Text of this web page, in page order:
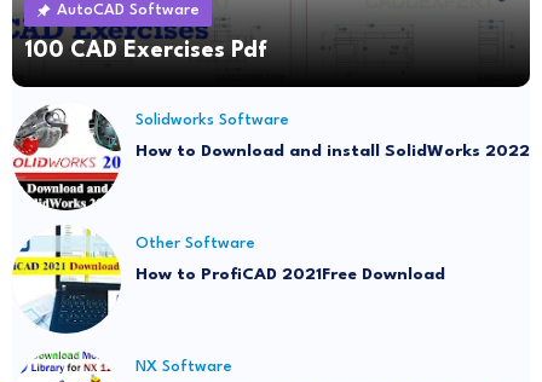
AutoCAD Software
100 CAD Exercises Pdf
Solidworks Software
How to Download and install SolidWorks 2022
Other Software
How to ProfiCAD 2021Free Download
NX Software